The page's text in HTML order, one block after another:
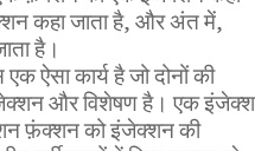
कहा जाता है, और अंत में,
है।
ऐसा कार्य है जो दोनों की
और विशेषण है। एक
फ़ंक्शन को इंजेक्शन की